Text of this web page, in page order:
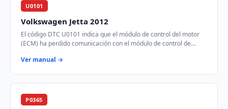
U0101
Volkswagen Jetta 2012
El código DTC U0101 indica que el módulo de control del motor
(ECM) ha perdido comunicación con el módulo de control de
Ver manual →
P0365